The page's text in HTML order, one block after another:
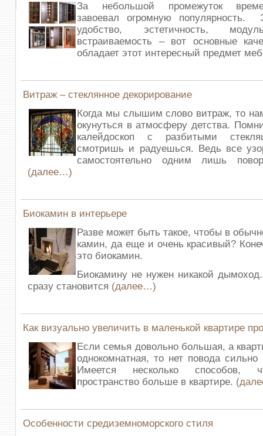
За небольшой промежуток
завоевал огромную популярность.
удобство, эстетичность,
встраиваемость – вот основные
обладает этот интересный предмет
Витраж – стеклянное декорирование
Когда мы слышим слово витраж, то
окунуться в атмосферу детства.
калейдоскоп с разбитыми
смотришь и радуешься. Ведь все
самостоятельно одним лишь
(далее…)
Биокамин в интерьере
Разве может быть такое, чтобы в
камин, да еще и очень красивый?
это биокамин.
Биокамину не нужен никакой
сразу становится (далее…)
Как визуально увеличить в маленькой квартире
Если семья довольно большая, а
однокомнатная, то нет повода сильно
Имеется несколько способов,
пространство больше в квартире.
Особенности средиземноморского стиля